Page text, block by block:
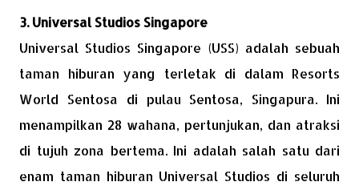
3. Universal Studios Singapore
Universal Studios Singapore (USS) adalah sebuah
taman hiburan yang terletak di dalam Resorts
World Sentosa di pulau Sentosa, Singapura. Ini
menampilkan 28 wahana, pertunjukan, dan atraksi
di tujuh zona bertema. Ini adalah salah satu dari
enam taman hiburan Universal Studios di seluruh